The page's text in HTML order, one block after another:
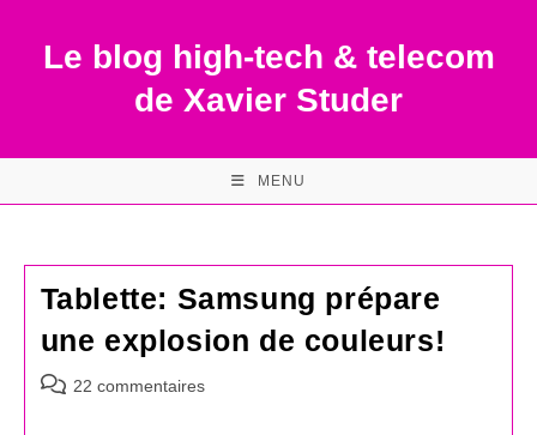
contentLe blog high-tech & telecom
de Xavier Studer
MENU
Tablette: Samsung prépare
une explosion de couleurs!
Commentaires
22 commentaires